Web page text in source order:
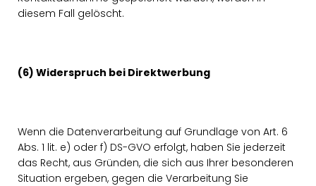
diesem Fall gelöscht.
(6) Widerspruch bei Direktwerbung
Wenn die Datenverarbeitung auf Grundlage von Art. 6
Abs. 1 lit. e) oder f) DS-GVO erfolgt, haben Sie jederzeit
das Recht, aus Gründen, die sich aus Ihrer besonderen
Situation ergeben, gegen die Verarbeitung Sie